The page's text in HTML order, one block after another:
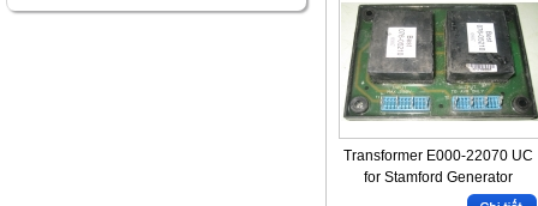
Transformer E000-22070 UC
for Stamford Generator